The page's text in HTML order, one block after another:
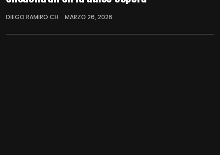
DIEGO RAMIRO CH. MARZO 26, 2026